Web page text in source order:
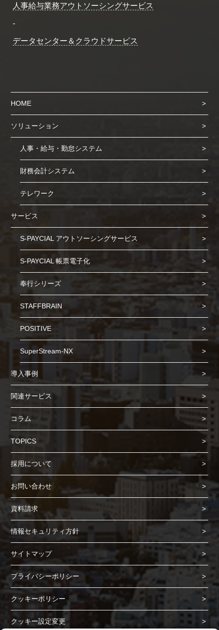
人事給与業務アウトソーシングサービス
-
データセンター＆クラウドサービス
HOME
ソリューション
人事・給与・勤怠システム
財務会計システム
テレワーク
サービス
S-PAYCIAL アウトソーシングサービス
S-PAYCIAL 帳票電子化
奉行シリーズ
STAFFBRAIN
POSITIVE
SuperStream-NX
導入事例
関連サービス
コラム
TOPICS
採用について
お問い合わせ
資料請求
情報セキュリティ方針
サイトマップ
プライバシーポリシー
クッキーポリシー
クッキー設定変更
プライバシー情報
プライバシー情報
お客様が当サイトを訪れると、ブラウザに情報が保存される、またはブラウ
ザに保存された情報が取得されることがあります。情報の主な保存先は
Cookie であり、対象となるのはサイト訪問者に関する情報、サイト訪問者
による設定、デバイス情報などです。これらの情報はサイトを正常に機能さ
せる目的を中心に使われます。個人を直接特定できる情報が保存されること
は通常ありませんが、Web サイトのパーソナライズに使われることはあり
ます。鈴与シンワートではプライバシーの権利を尊重しており、一部の
Cookie については有効化を拒否できるよう配慮しています。各カテゴリを
クリックすることで、それらの Cookie に関する詳細を確認し、当サイトに
おけるデフォルト設定を変更できます。ただし、一部の Cookie を無効化し
た場合、サイトの利用やサービスの利用に影響が出る可能性があります。
細情報
不可欠な Cookie